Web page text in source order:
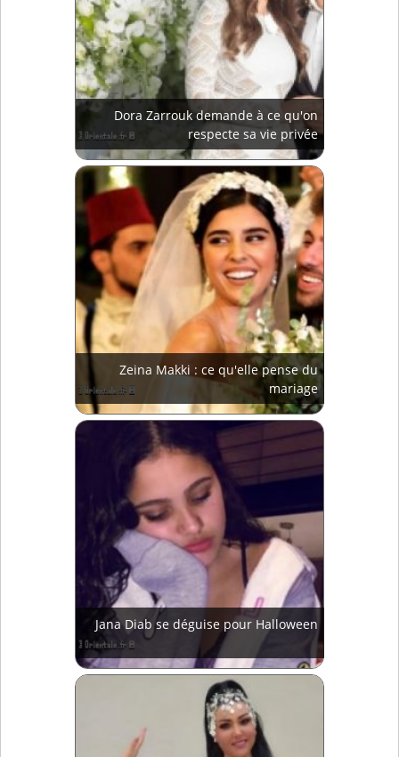
Dora Zarrouk demande à ce qu'on
respecte sa vie privée
Zeina Makki : ce qu'elle pense du
mariage
Jana Diab se déguise pour Halloween